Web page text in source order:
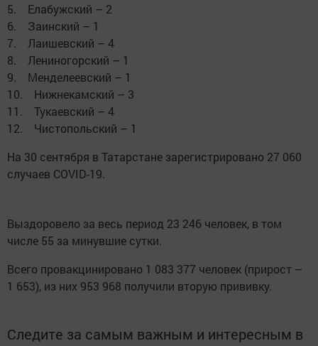
5. Елабужский – 2
6. Заинский – 1
7. Лаишевский – 4
8. Лениногорский – 1
9. Менделеевский – 1
10. Нижнекамский – 3
11. Тукаевский – 4
12. Чистопольский – 1
На 30 сентября в Татарстане зарегистрировано 27 060
случаев COVID-19.
Выздоровело за весь период 23 246 человек, в том
числе 55 за минувшие сутки.
Всего провакцинировано 1 083 377 человек (прирост –
1 653), из них 953 968 получили вторую прививку.
Следите за самым важным и интересным в